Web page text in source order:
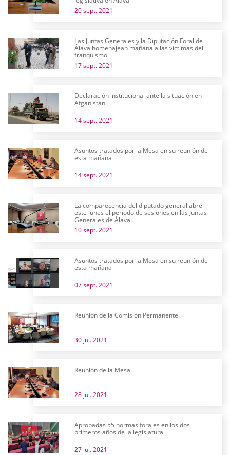
20 sept. 2021
Las Juntas Generales y la Diputación Foral de
Álava homenajean mañana a las víctimas del
franquismo
17 sept. 2021
Declaración institucional ante la situación en
Afganistán
14 sept. 2021
Asuntos tratados por la Mesa en su reunión de
esta mañana
14 sept. 2021
La comparecencia del diputado general abre
este lunes el período de sesiones en las Juntas
Generales de Álava
10 sept. 2021
Asuntos tratados por la Mesa en su reunión de
esta mañana
07 sept. 2021
Reunión de la Comisión Permanente
30 jul. 2021
Reunión de la Mesa
28 jul. 2021
Aprobadas 55 normas forales en los dos
primeros años de la legislatura
27 jul. 2021